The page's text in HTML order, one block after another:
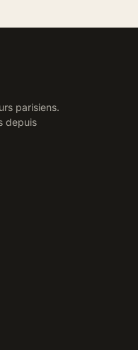
parisiens.
depuis